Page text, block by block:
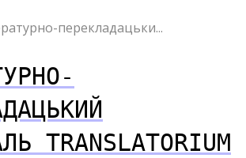
перекладацьки...
TRANSLATORIUM